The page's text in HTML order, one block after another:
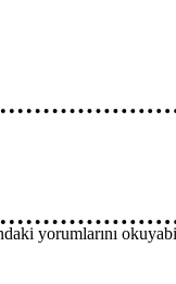
yorumlarını